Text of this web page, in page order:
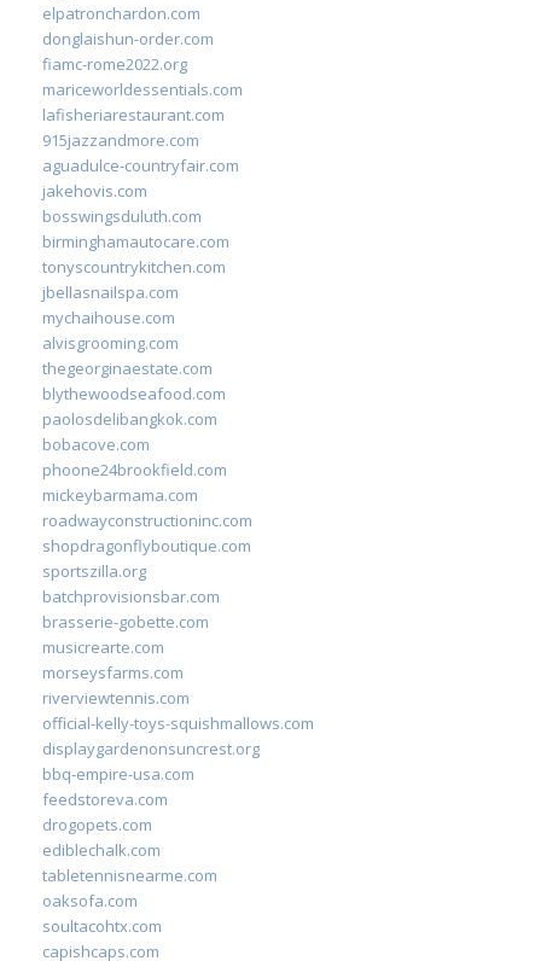
elpatronchardon.com
donglaishun-order.com
fiamc-rome2022.org
mariceworldessentials.com
lafisheriarestaurant.com
915jazzandmore.com
aguadulce-countryfair.com
jakehovis.com
bosswingsduluth.com
birminghamautocare.com
tonyscountrykitchen.com
jbellasnailspa.com
mychaihouse.com
alvisgrooming.com
thegeorginaestate.com
blythewoodseafood.com
paolosdelibangkok.com
bobacove.com
phoone24brookfield.com
mickeybarmama.com
roadwayconstructioninc.com
shopdragonflyboutique.com
sportszilla.org
batchprovisionsbar.com
brasserie-gobette.com
musicrearte.com
morseysfarms.com
riverviewtennis.com
official-kelly-toys-squishmallows.com
displaygardenonsuncrest.org
bbq-empire-usa.com
feedstoreva.com
drogopets.com
ediblechalk.com
tabletennisnearme.com
oaksofa.com
soultacohtx.com
capishcaps.com